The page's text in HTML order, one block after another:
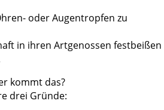
oder Augentropfen zu
in ihren Artgenossen festbeißen
kommt das?
drei Gründe: